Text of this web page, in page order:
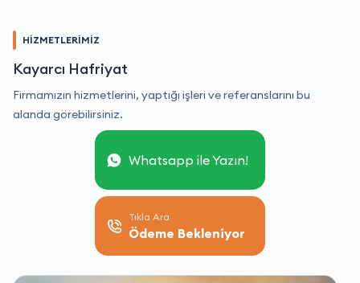
HİZMETLERİMİZ
Kayarcı Hafriyat
Firmamızın hizmetlerini, yaptığı işleri ve referanslarını bu
alanda görebilirsiniz.
Whatsapp ile Yazın!
Tıkla Ara
Ödeme Bekleniyor